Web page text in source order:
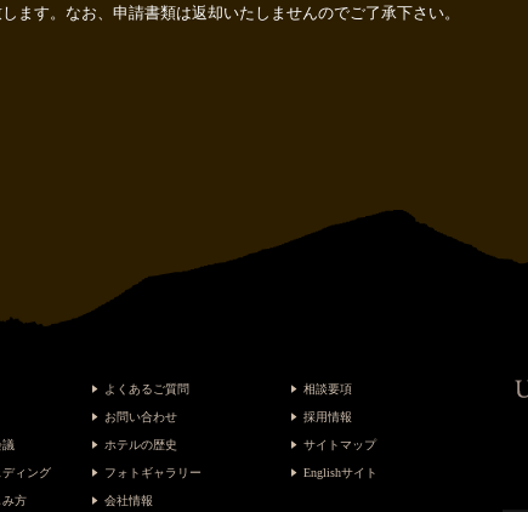
ます。なお、申請書類は返却いたしませんのでご了承下さい。
議
ディング
み方
よくあるご質問
お問い合わせ
ホテルの歴史
フォトギャラリー
会社情報
相談要項
採用情報
サイトマップ
Englishサイト